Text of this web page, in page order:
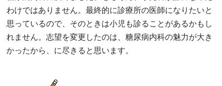
わけではありません。最終的に診療所の医師になりたいと
思っているので、そのときは小児も診ることがあるかもし
れません。志望を変更したのは、糖尿病内科の魅力が大き
かったから、に尽きると思います。